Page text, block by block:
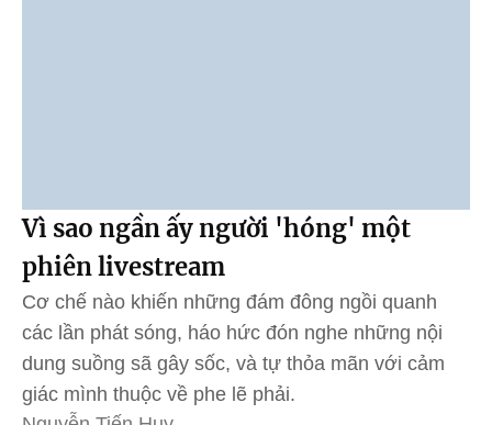
Vì sao ngần ấy người 'hóng' một
phiên livestream
Cơ chế nào khiến những đám đông ngồi quanh
các lần phát sóng, háo hức đón nghe những nội
dung suồng sã gây sốc, và tự thỏa mãn với cảm
giác mình thuộc về phe lẽ phải.